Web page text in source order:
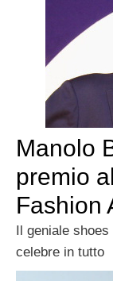
Manolo
premio
Fashion
Il geniale
celebre in tutto